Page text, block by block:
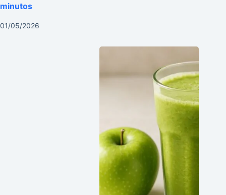
minutos
01/05/2026